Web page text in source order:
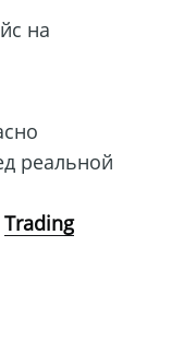
на
реальной
Trading